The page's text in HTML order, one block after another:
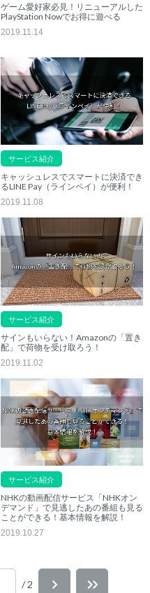
ゲーム愛好家必見！リニューアルした
PlayStation Nowでお得に遊べる
2019.11.14
サービス紹介
キャッシュレスでスマートに決済でき
るLINE Pay（ラインペイ）が便利！
2019.11.08
サービス紹介
サインもいらない！Amazonの「置き
配」で荷物を受け取ろう！
2019.11.02
サービス紹介
NHKの動画配信サービス「NHKオン
デマンド」で見逃したあの番組も見る
ことができる！基本情報を解説！
2019.10.27
/ 2